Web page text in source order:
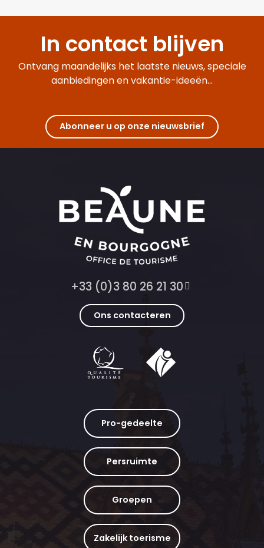
In contact blijven
Ontvang maandelijks het laatste nieuws, speciale
aanbiedingen en vakantie-ideeën...
Abonneer u op onze nieuwsbrief
+33 (0)3 80 26 21 30
Ons contacteren
Pro-gedeelte
Persruimte
Groepen
Zakelijk toerisme